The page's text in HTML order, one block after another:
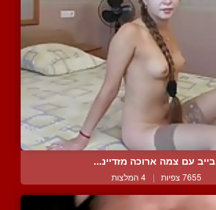
בייב עם צמה ארוכה מזדיינ...
7655 צפיות | 4 המלצות